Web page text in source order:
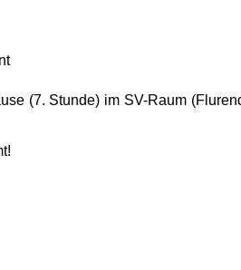
(7. Stunde) im SV-Raum